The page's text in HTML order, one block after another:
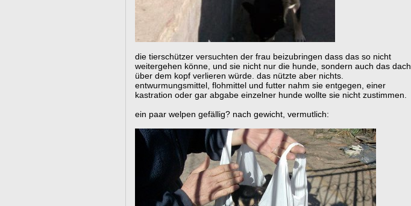
die tierschützer versuchten der frau beizubringen dass das so nicht
weitergehen könne, und sie nicht nur die hunde, sondern auch das dach
über dem kopf verlieren würde. das nützte aber nichts.
entwurmungsmittel, flohmittel und futter nahm sie entgegen, einer
kastration oder gar abgabe einzelner hunde wollte sie nicht zustimmen.
ein paar welpen gefällig? nach gewicht, vermutlich: